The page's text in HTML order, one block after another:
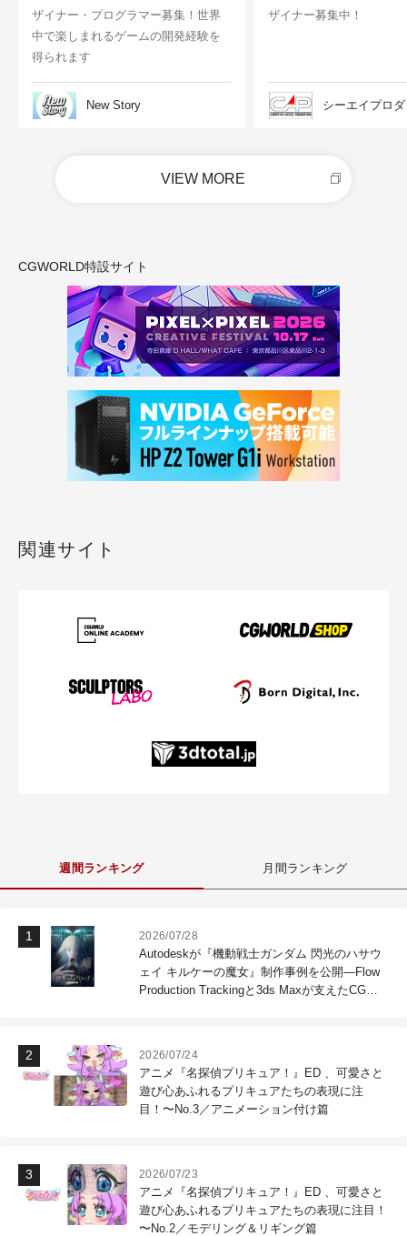
ザイナー・プログラマー募集！世界
中で楽しまれるゲームの開発経験を
得られます
New Story
ザイナー募集中！
シーエイプロ
VIEW MORE
CGWORLD特設サイト
関連サイト
週間ランキング 月間ランキング
2026/07/28
Autodeskが『機動戦士ガンダム 閃光のハサウ
ェイ キルケーの魔女』制作事例を公開―Flow
Production Trackingと3ds Maxが支えたCG制
2026/07/24
アニメ『名探偵プリキュア！』ED 、可愛さと
遊び心あふれるプリキュアたちの表現に注
目！〜No.3／アニメーション付け篇
2026/07/23
アニメ『名探偵プリキュア！』ED 、可愛さと
遊び心あふれるプリキュアたちの表現に注目！
〜No.2／モデリング＆リギング篇